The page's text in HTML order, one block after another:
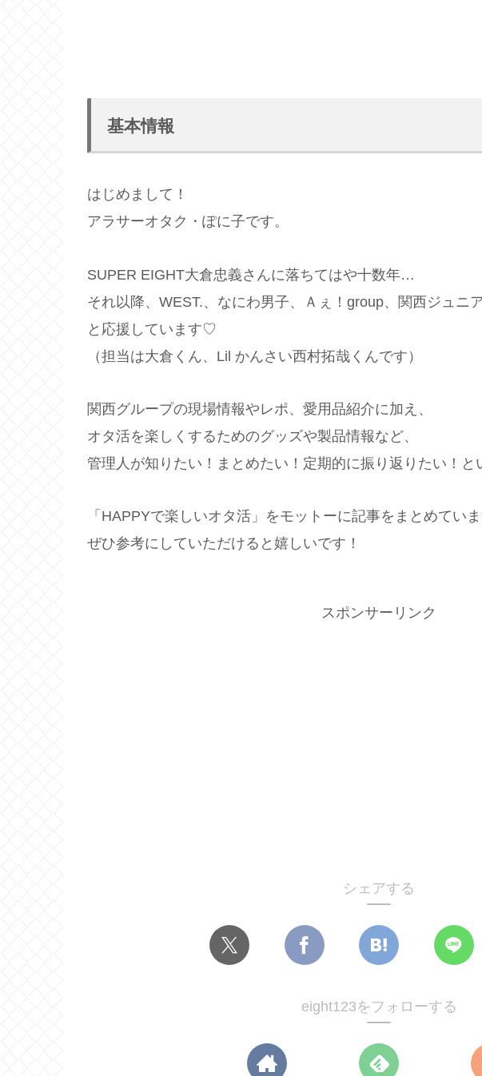
基本情報
はじめまして！
アラサーオタク・ぽに子です。
SUPER EIGHT大倉忠義さんに落ちてはや十数年…
それ以降、WEST.、なにわ男子、Ａぇ！group、関西ジュニ
と応援しています♡
（担当は大倉くん、Lil かんさい西村拓哉くんです）
関西グループの現場情報やレポ、愛用品紹介に加え、
オタ活を楽しくするためのグッズや製品情報など、
管理人が知りたい！まとめたい！定期的に振り返りたい！と
「HAPPYで楽しいオタ活」をモットーに記事をまとめていま
ぜひ参考にしていただけると嬉しいです！
スポンサーリンク
シェアする
eight123をフォローする